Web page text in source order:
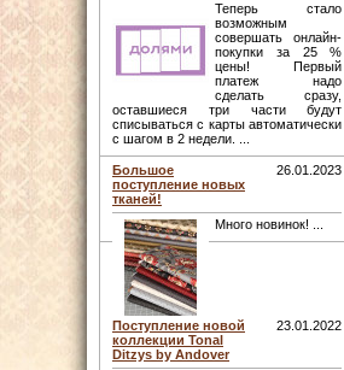
Теперь стало
возможным
совершать онлайн-
покупки за 25 %
цены! Первый
платеж надо
сделать сразу,
оставшиеся три части будут
списываться с карты автоматически
с шагом в 2 недели. ...
Большое
поступление новых
тканей!
26.01.2023
Много новинок! ...
Поступление новой
коллекции Tonal
Ditzys by Andover
23.01.2022